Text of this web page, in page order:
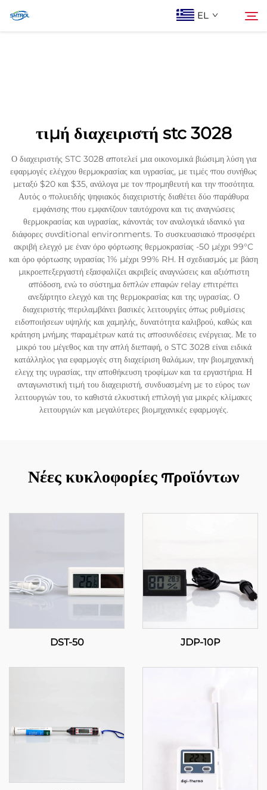
EL
Επικοινωνία Με Ας
τιμή διαχειριστή stc 3028
Ο διαχειριστής STC 3028 αποτελεί μια οικονομικά βιώσιμη λύση για
εφαρμογές ελέγχου θερμοκρασίας και υγρασίας, με τιμές που συνήθως
μεταξύ $20 και $35, ανάλογα με τον προμηθευτή και την ποσότητα.
Αυτός ο πολυειδής ψηφιακός διαχειριστής διαθέτει δύο παράθυρα
εμφάνισης που εμφανίζουν ταυτόχρονα και τις αναγνώσεις
θερμοκρασίας και υγρασίας, κάνοντάς τον αναλογικά ιδανικό για
διάφορες συνditional environments. Το συσκευασιακό προσφέρει
ακριβή ελεγχό με έναν όρο φόρτωσης θερμοκρασίας -50 μέχρι 99°C
και όρο φόρτωσης υγρασίας 1% μέχρι 99% RH. Η σχεδιασμός με βάση
μικροεπεξεργαστή εξασφαλίζει ακριβείς αναγνώσεις και αξιόπιστη
απόδοση, ενώ το σύστημα διπλών επαφών relay επιτρέπει
ανεξάρτητο ελεγχό και της θερμοκρασίας και της υγρασίας. Ο
διαχειριστής περιλαμβάνει βασικές λειτουργίες όπως ρυθμίσεις
ειδοποιήσεων υψηλής και χαμηλής, δυνατότητα καλιβρού, καθώς και
κράτηση μνήμης παραμέτρων κατά τις αποσυνδέσεις ενέργειας. Με το
μικρό του μέγεθος και την απλή διεπαφή, ο STC 3028 είναι ειδικά
κατάλληλος για εφαρμογές στη διαχείριση θαλάμων, την βιομηχανική
ελεγχ της υγρασίας, την αποθήκευση τροφίμων και τα εργαστήρια. Η
ανταγωνιστική τιμή του διαχειριστή, συνδυασμένη με το εύρος των
λειτουργιών του, το καθιστά ελκυστική επιλογή για μικρές κλίμακες
λειτουργιών και μεγαλύτερες βιομηχανικές εφαρμογές.
Νέες κυκλοφορίες προϊόντων
DST-50 JDP-10P